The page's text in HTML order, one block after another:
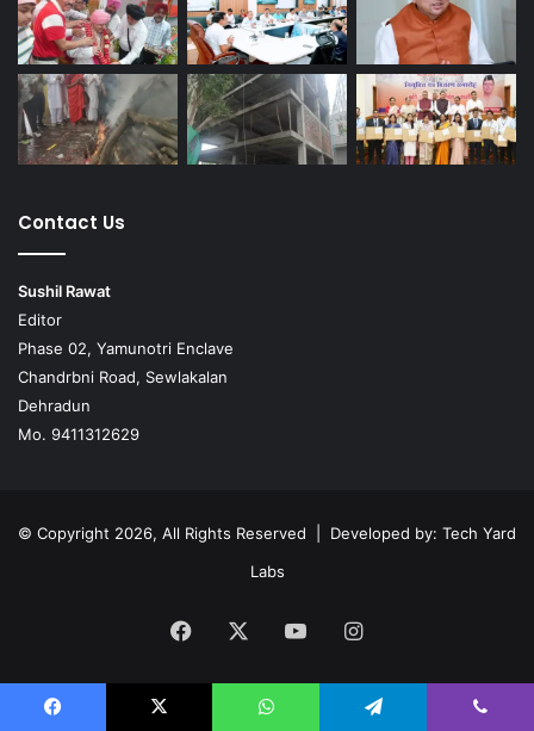
Contact Us
Sushil Rawat
Editor
Phase 02, Yamunotri Enclave
Chandrbni Road, Sewlakalan
Dehradun
Mo. 9411312629
© Copyright 2026, All Rights Reserved | Developed by: Tech Yard
Labs
Facebook YouTubeInstagram